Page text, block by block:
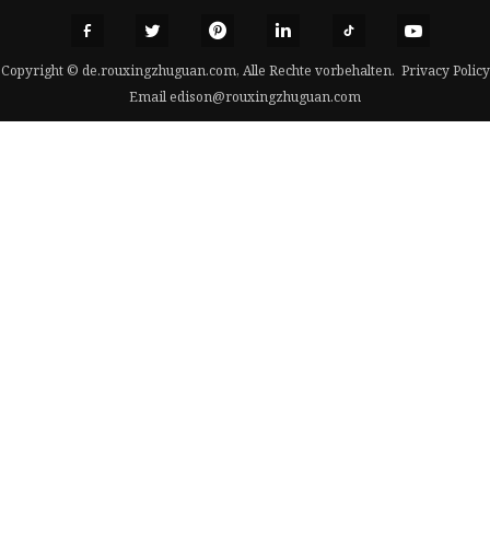
Copyright © de.rouxingzhuguan.com, Alle Rechte vorbehalten. Privacy Policy
Emailedison@rouxingzhuguan.com